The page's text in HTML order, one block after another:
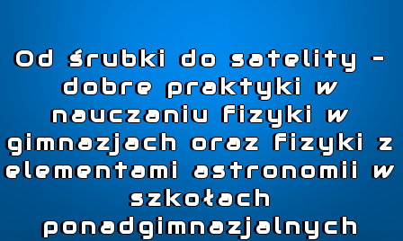
Od śrubki do satelity –
dobre praktyki w
nauczaniu fizyki w
gimnazjach oraz fizyki z
elementami astronomii w
szkołach
ponadgimnazjalnych